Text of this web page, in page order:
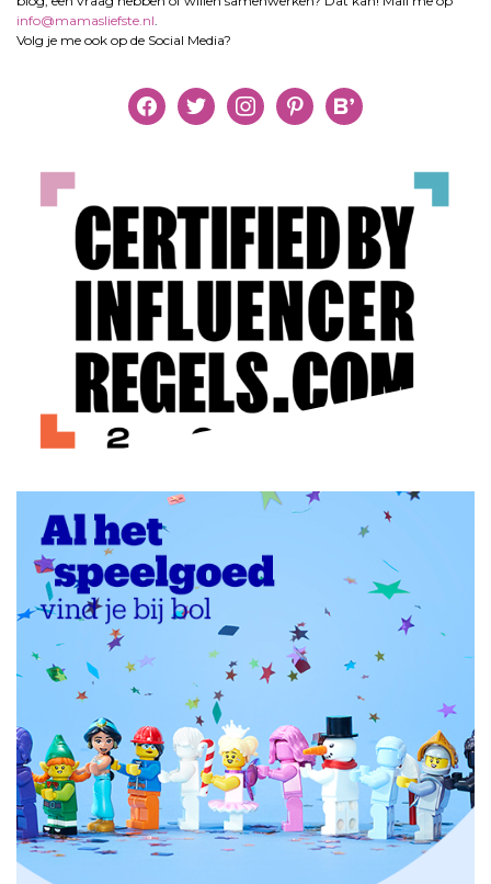
info@mamasliefste.nl
Volg je me ook op de Social Media?
facebooktwitter instagrampinterestbloglovin